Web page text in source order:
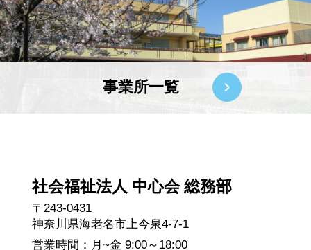
事業所一覧
社会福祉法人 中心会 総務部
〒243-0431
神奈川県海老名市上今泉4-7-1
営業時間：月~金 9:00～18:00